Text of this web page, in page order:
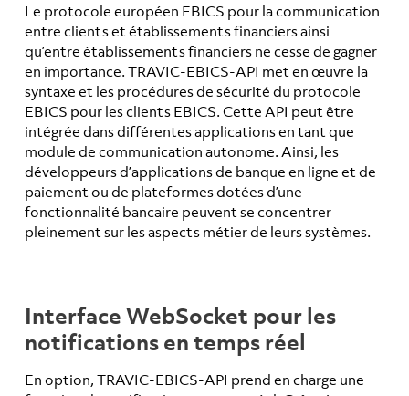
Le protocole européen EBICS pour la communication
entre clients et établissements financiers ainsi
qu’entre établissements financiers ne cesse de gagner
en importance. TRAVIC-EBICS-API met en œuvre la
syntaxe et les procédures de sécurité du protocole
EBICS pour les clients EBICS. Cette API peut être
intégrée dans différentes applications en tant que
module de communication autonome. Ainsi, les
développeurs d’applications de banque en ligne et de
paiement ou de plateformes dotées d’une
fonctionnalité bancaire peuvent se concentrer
pleinement sur les aspects métier de leurs systèmes.
Interface WebSocket pour les
notifications en temps réel
En option, TRAVIC-EBICS-API prend en charge une